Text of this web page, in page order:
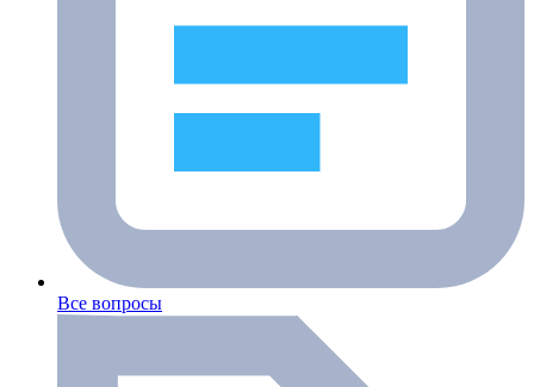
Все вопросы